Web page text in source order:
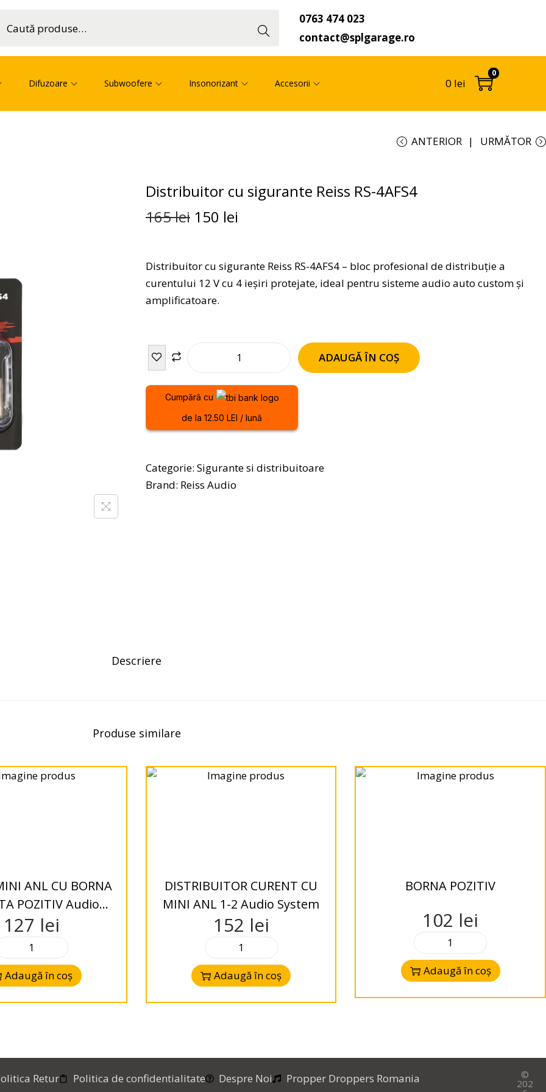
ă
0763 474 023
contact@splgarage.ro
Difuzoare Subwoofere Insonorizant Accesorii 0 lei
0
ANTERIOR URMĂTOR
Distribuitor cu sigurante Reiss RS-4AFS4
165lei 150 lei
Distribuitor cu sigurante Reiss RS-4AFS4 – bloc profesional de distribuție a
curentului 12 V cu 4 ieșiri protejate, ideal pentru sisteme audio auto custom și
amplificatoare.
ADAUGĂ ÎN COȘ
Cumpără cu
de la 12.50 LEI / lună
Categorie: Sigurante si distribuitoare
Brand: Reiss Audio
Descriere
Produse similare
ANL CU BORNA
POZITIV Audio
System
127 lei
Adaugă în coș
DISTRIBUITOR CURENT CU
MINI ANL 1-2 Audio System
152 lei
Adaugă în coș
BORNA POZITIV
102 lei
Adaugă în coș
Retur Politica de confidentialitate Despre Noi Propper Droppers Romania ©
202